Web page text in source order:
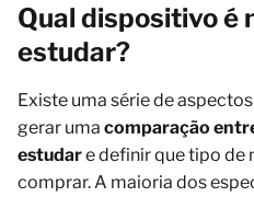
Qual dispositivo é
estudar?
Existe uma série de
gerar uma comparação
estudare definir que tipo de
comprar. A maioria dos